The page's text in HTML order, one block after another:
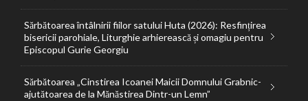
Sărbătoarea întâlnirii fiilor satului Huta (2026): Resfințirea
bisericii parohiale, Liturghie arhierească și omagiu pentru
Episcopul Gurie Georgiu
Sărbătoarea „Cinstirea Icoanei Maicii Domnului Grabnic-
ajutătoarea de la Mănăstirea Dintr-un Lemn”